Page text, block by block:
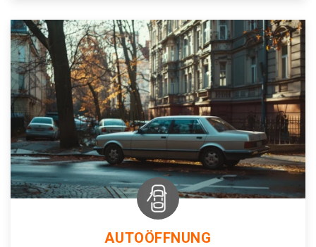
AUTOÖFFNUNG